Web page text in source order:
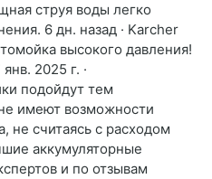
струя воды легко
6 дн. назад · Karcher
высокого давления!
2025 г. ·
подойдут тем
имеют возможности
не считаясь с расходом
аккумуляторные
и по отзывам